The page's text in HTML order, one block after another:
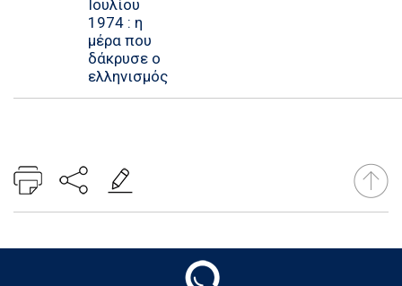
Ιουλίου
1974 : η
μέρα που
δάκρυσε ο
ελληνισμός